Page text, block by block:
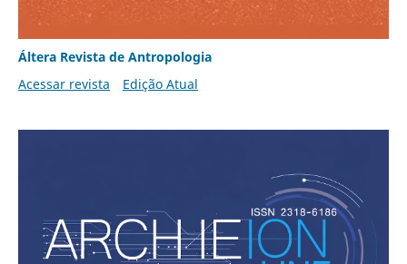
Áltera Revista de Antropologia
Acessar revista
Edição Atual